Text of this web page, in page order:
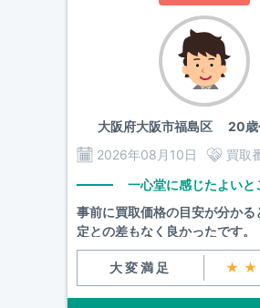
大阪府大阪市福島区20歳
2026年08月10日
買取
一心堂に感じたよいと
事前に買取価格の目安が分かる
定との差もなく良かったです。
大変満足